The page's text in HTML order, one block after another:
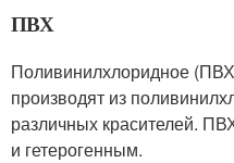
ПВХ
Поливинилхлоридное
производят из
различных красителей.
и гетерогенным.